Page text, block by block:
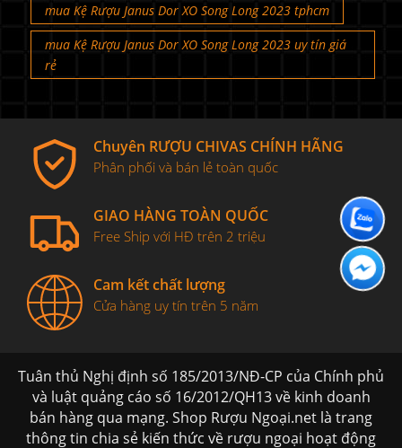
mua Kệ Rượu Janus Dor XO Song Long 2023 tphcm
mua Kệ Rượu Janus Dor XO Song Long 2023 uy tín giá
rẻ
Chuyên RƯỢU CHIVAS CHÍNH HÃNG
Phân phối và bán lẻ toàn quốc
GIAO HÀNG TOÀN QUỐC
Free Ship với HĐ trên 2 triệu
Cam kết chất lượng
Cửa hàng uy tín trên 5 năm
Tuân thủ Nghị định số 185/2013/NĐ-CP của Chính phủ
và luật quảng cáo số 16/2012/QH13 về kinh doanh
bán hàng qua mạng. Shop Rượu Ngoại.net là trang
thông tin chia sẻ kiến thức về rượu ngoại hoạt động